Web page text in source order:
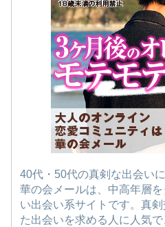
40代・50代の真剣な出会い
華の会メールは、中高年層
い出会い系サイトです。真
た出会いを求める人に人気